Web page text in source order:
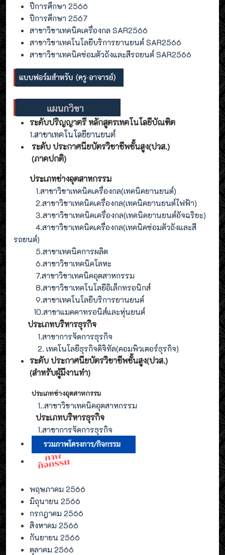
ปีการศึกษา 2566
ปีการศึกษา 2567
สาขาวิชาเทคนิคเครื่องกล SAR2566
สาขาวิชาเทคโนโลยีบริการยานยนต์ SAR2566
สาขาวิชาเทคนิคซ่อมตัวถังและสีรถยนต์ SAR2566
ระดับปริญญาตรี หลักสูตรเทคโนโลยีบัณฑิต
1.สาขาเทคโนโลยียานยนต์
ระดับ ประกาศนียบัตรวิชาชีพชั้นสูง(ปวส.)
(ภาคปกติ)
ประเภทช่างอุตสาหกรรม
1.สาขาวิชาเทคนิคเครื่องกล(เทคนิคยานยนต์)
2.สาขาวิชาเทคนิคเครื่องกล(เทคนิคยานยนต์ไฟฟ้า)
3.สาขาวิชาเทคนิคเครื่องกล(เทคนิคยานยนต์อัจฉริยะ)
4.สาขาวิชาเทคนิคเครื่องกล(เทคนิคซ่อมตัวถังและสี
รถยนต์)
5.สาขาเทคนิคการผลิต
6.สาขาวิชาเทคนิคโลหะ
7.สาขาวิชาเทคนิคอุตสาหกรรม
8.สาขาวิชาเทคโนโลยีอิเล็กทรอนิกส์
9.สาขาเทคโนโลยีบริการยานยนต์
10.สาขาแมคคาทรอนิส์และหุ่นยนต์
ประเภทบริหารธุรกิจ
1.สาขาการจัดการธุรกิจ
2. เทคโนโลยีธุรกิจดิจิทัล(คอมพิวเตอร์ธุรกิจ)
ระดับ ประกาศนียบัตรวิชาชีพชั้นสูง(ปวส.)
(สำหรับผู้มีงานทำ)
ประเภทช่างอุตสาหกรรม
1..สาขาวิชาเทคนิคอุตสาหกรรม
ประเภทบริหารธุรกิจ
1.สาขาการจัดการธุรกิจ
พฤษภาคม 2566
มิถุนายน 2566
กรกฎาคม 2566
สิงหาคม 2566
กันยายน 2566
ตุลาคม 2566